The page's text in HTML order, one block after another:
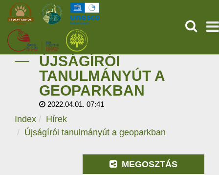
KEZDŐOLDAL
ŐSVILÁGI POMPEJI
SZOLGÁLTATÁSOK
PROGRAMOK
ÚJSÁGÍRÓI
TANULMÁNYÚT A
GEOPARKBAN
2022.04.01. 07:41
Index
Hírek
Újságírói tanulmányút a geoparkban
MEGOSZTÁS